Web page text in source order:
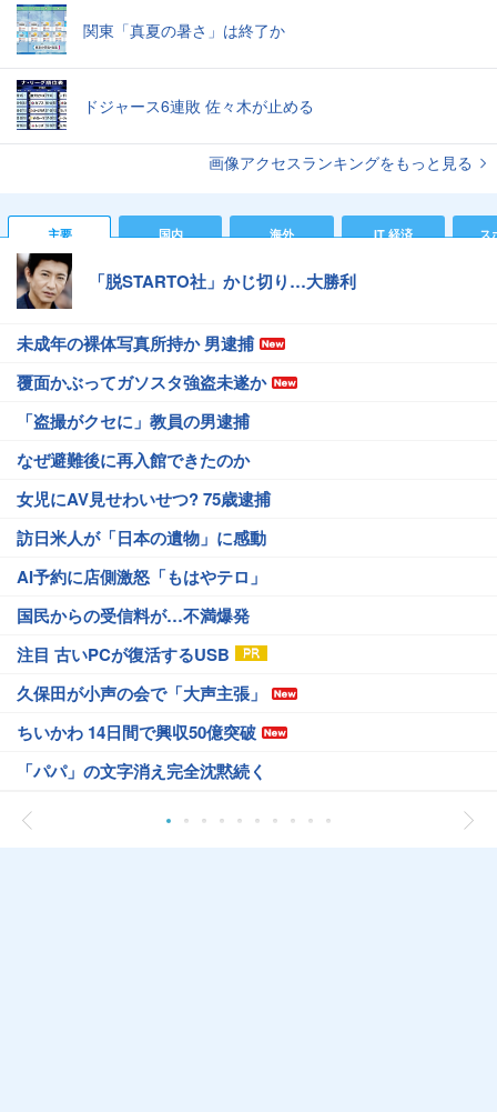
関東「真夏の暑さ」は終了か
ドジャース6連敗 佐々木が止める
画像アクセスランキングをもっと見る
主要 国内 海外 IT 経済 ス
「脱STARTO社」かじ切り…大勝利
未成年の裸体写真所持か 男逮捕
覆面かぶってガソスタ強盗未遂か
「盗撮がクセに」教員の男逮捕
なぜ避難後に再入館できたのか
女児にAV見せわいせつ? 75歳逮捕
訪日米人が「日本の遺物」に感動
AI予約に店側激怒「もはやテロ」
国民からの受信料が…不満爆発
注目 古いPCが復活するUSB
久保田が小声の会で「大声主張」
ちいかわ 14日間で興収50億突破
「パパ」の文字消え完全沈黙続く